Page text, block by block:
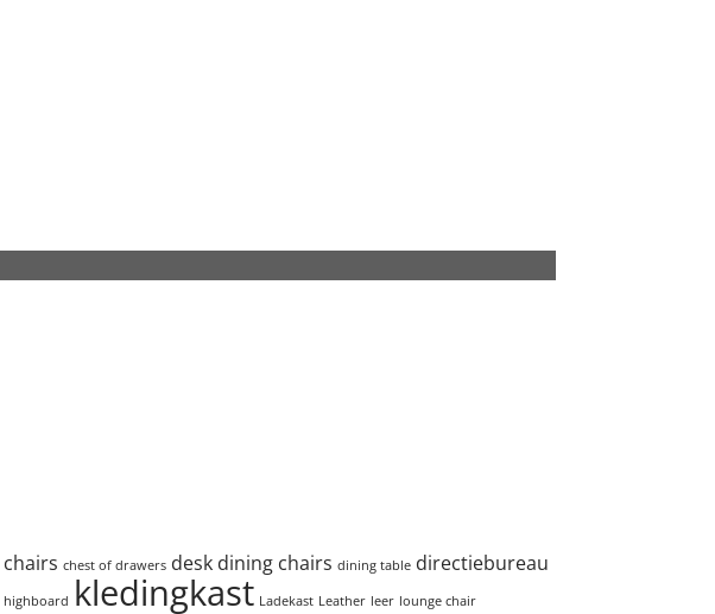
chairs chest of drawers desk dining chairs dining table directiebureau
highboard kledingkast Ladekast Leather leer lounge chair